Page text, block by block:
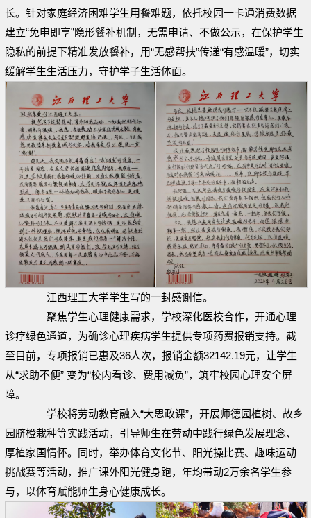
长。针对家庭经济困难学生用餐难题，依托校园一卡通消费数据
建立“免申即享”隐形餐补机制，无需申请、不做公示，在保护学生
隐私的前提下精准发放餐补，用“无感帮扶”传递“有感温暖”，切实
缓解学生生活压力，守护学子生活体面。
江西理工大学学生写的一封感谢信。
聚焦学生心理健康需求，学校深化医校合作，开通心理
诊疗绿色通道，为确诊心理疾病学生提供专项药费报销支持。截
至目前，专项报销已惠及36人次，报销金额32142.19元，让学生
从“求助不便” 变为“校内看诊、费用减负”，筑牢校园心理安全屏
障。
学校将劳动教育融入“大思政课”，开展师德园植树、故乡
园脐橙栽种等实践活动，引导师生在劳动中践行绿色发展理念、
厚植家国情怀。同时，举办体育文化节、阳光操比赛、趣味运动
挑战赛等活动，推广课外阳光健身跑，年均带动2万余名学生参
与，以体育赋能师生身心健康成长。